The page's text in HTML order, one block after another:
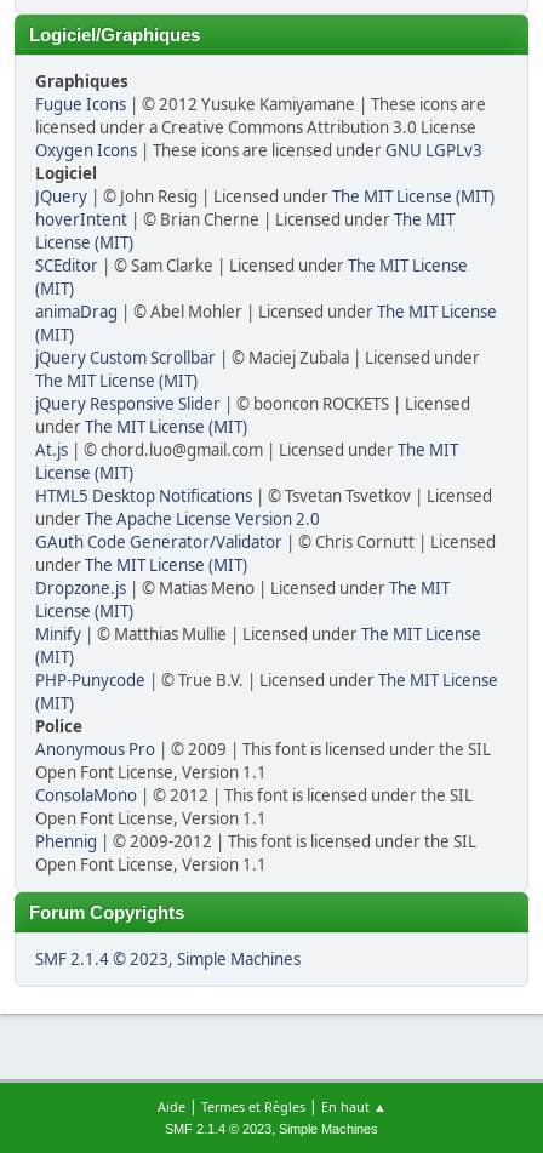
Logiciel/Graphiques
Graphiques
Fugue Icons | © 2012 Yusuke Kamiyamane | These icons are
licensed under a Creative Commons Attribution 3.0 License
Oxygen Icons | These icons are licensed underGNU LGPLv3
Logiciel
JQuery | © John Resig | Licensed underThe MIT License (MIT)
hoverIntent | © Brian Cherne | Licensed underThe MIT
License (MIT)
SCEditor | © Sam Clarke | Licensed underThe MIT License
(MIT)
animaDrag | © Abel Mohler | Licensed underThe MIT License
(MIT)
jQuery Custom Scrollbar | © Maciej Zubala | Licensed under
The MIT License (MIT)
jQuery Responsive Slider | © booncon ROCKETS | Licensed
underThe MIT License (MIT)
At.js | © chord.luo@gmail.com | Licensed underThe MIT
License (MIT)
HTML5 Desktop Notifications | © Tsvetan Tsvetkov | Licensed
underThe Apache License Version 2.0
GAuth Code Generator/Validator | © Chris Cornutt | Licensed
underThe MIT License (MIT)
Dropzone.js | © Matias Meno | Licensed underThe MIT
License (MIT)
Minify | © Matthias Mullie | Licensed underThe MIT License
(MIT)
PHP-Punycode | © True B.V. | Licensed underThe MIT License
(MIT)
Police
Anonymous Pro | © 2009 | This font is licensed under the SIL
Open Font License, Version 1.1
ConsolaMono | © 2012 | This font is licensed under the SIL
Open Font License, Version 1.1
Phennig | © 2009-2012 | This font is licensed under the SIL
Open Font License, Version 1.1
Forum Copyrights
SMF 2.1.4 © 2023, Simple Machines
Aide| Termes et Règles| En haut ▲
SMF 2.1.4 © 2023, Simple Machines